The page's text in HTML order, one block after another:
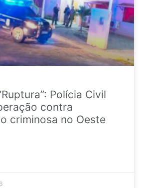
Polícia Civil
contra
criminosa no Oeste